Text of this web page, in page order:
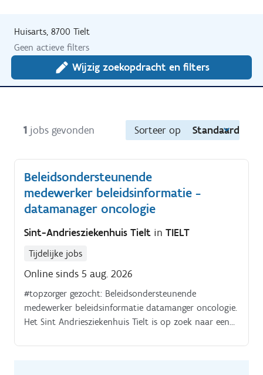
Huisarts, 8700 Tielt
Geen actieve filters
Wijzig zoekopdracht en filters
1 jobs gevonden Sorteer op Standaard
Beleidsondersteunende
medewerker beleidsinformatie -
datamanager oncologie
Sint-Andriesziekenhuis Tielt in TIELT
Tijdelijke jobs
Online sinds 5 aug. 2026
#topzorger gezocht: Beleidsondersteunende
medewerker beleidsinformatie datamanger oncologie.
Het Sint Andriesziekenhuis Tielt is op zoek naar een
datamanager oncologie om zijn team van